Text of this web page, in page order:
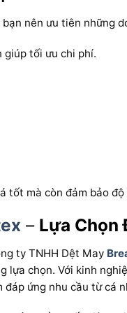
nên ưu tiên những
giúp tối ưu chi phí.
tốt mà còn đảm bảo
– Lựa Chọn
ty TNHH Dệt May
lựa chọn. Với kinh
ứng nhu cầu từ cá